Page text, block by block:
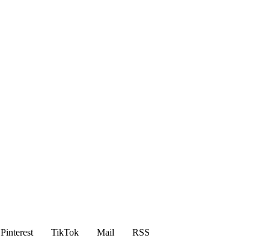
Pinterest TikTok Mail
RSS